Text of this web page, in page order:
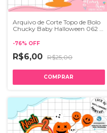
Arquivo de Corte Topo de Bolo
Chucky Baby Halloween 062 |
-76% OFF
R$6,00 R$25,00